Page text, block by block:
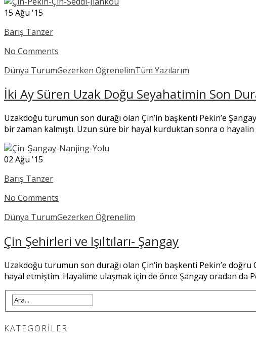
15 Ağu '15
Barış Tanzer
No Comments
Dünya TurumGezerken ÖğrenelimTüm Yazılarım
İki Ay Süren Uzak Doğu Seyahatimin Son
Uzakdoğu turumun son durağı olan Çin’in başkenti Pekin’e
bir zaman kalmıştı. Uzun süre bir hayal kurduktan sonra o
02 Ağu '15
Barış Tanzer
No Comments
Dünya TurumGezerken Öğrenelim
Çin Şehirleri ve Işıltıları- Şangay
Uzakdoğu turumun son durağı olan Çin’in başkenti Pekin’e doğru
hayal etmiştim. Hayalime ulaşmak için de önce Şangay oradan da
KATEGORILER